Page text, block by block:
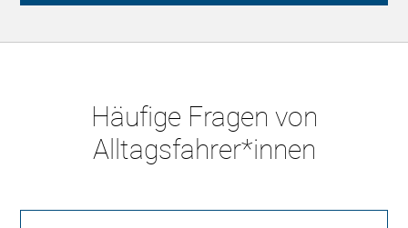
Häufige Fragen von
Alltagsfahrer*innen